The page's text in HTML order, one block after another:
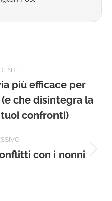
precedente:
più efficace per
che disintegra la
confronti)
con i nonni